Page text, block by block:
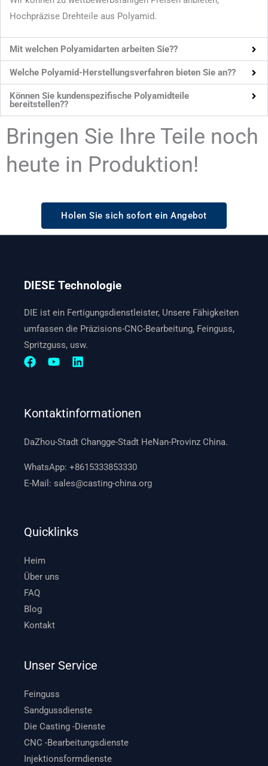
Hochpräzise Drehteile aus Polyamid.
Mit welchen Polyamidarten arbeiten Sie??
Welche Polyamid-Herstellungsverfahren bieten Sie an??
Können Sie kundenspezifische Polyamidteile
bereitstellen??
Bringen Sie Ihre Teile noch
heute in Produktion!
Holen Sie sich sofort ein Angebot
DIESE Technologie
DIE ist ein Fertigungsdienstleister, Unsere Fähigkeiten
umfassen die Präzisions-CNC-Bearbeitung, Feinguss,
Spritzguss, usw.
Kontaktinformationen
DaZhou-Stadt Changge-Stadt HeNan-Provinz China.
WhatsApp:+8615333853330
E-Mail:sales@casting-china.org
Quicklinks
Heim
Über uns
FAQ
Blog
Kontakt
Unser Service
Feinguss
Sandgussdienste
Die Casting -Dienste
CNC -Bearbeitungsdienste
Injektionsformdienste